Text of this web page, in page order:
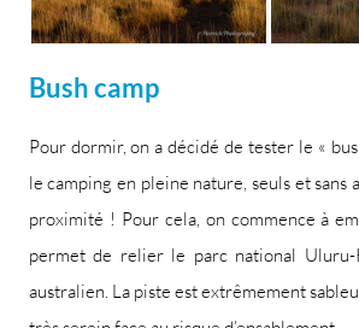
Bush camp
Pour dormir, on a décidé de tester le «
le camping en pleine nature, seuls et sans
proximité ! Pour cela, on commence à
permet de relier le parc national Uluru-
australien. La piste est extrêmement